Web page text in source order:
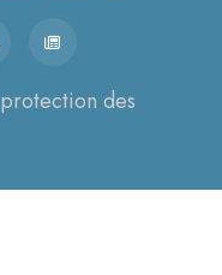
des